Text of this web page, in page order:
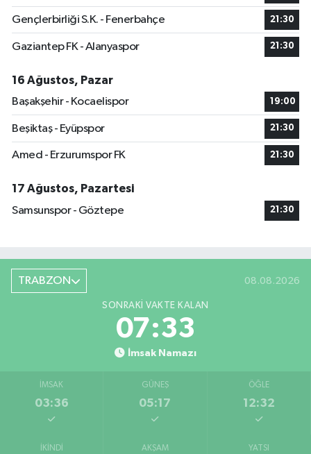
Gençlerbirliği S.K. - Fenerbahçe 21:30
Gaziantep FK - Alanyaspor 21:30
16 Ağustos, Pazar
Başakşehir - Kocaelispor
19:00
Beşiktaş - Eyüpspor 21:30
Amed - Erzurumspor FK 21:30
17 Ağustos, Pazartesi
Samsunspor - Göztepe
21:30
TRABZON 08.08.2026
SONRAKI VAKTE KALAN
07:32
İmsak Namazı
İMSAK
03:36
GÜNEŞ
05:17
ÖĞLE
12:32
İKINDI AKŞAM YATSI